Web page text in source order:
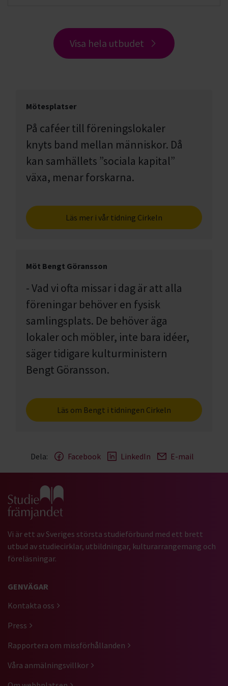
Visa hela utbudet
Mötesplatser
På caféer till föreningslokaler
knyts band mellan människor. Då
kan samhällets ”sociala kapital”
växa, menar forskarna.
Läs mer i vår tidning Cirkeln
Möt Bengt Göransson
- Vad vi ofta missar i dag är att alla
föreningar behöver en fysisk
samlingsplats. De behöver äga
lokaler och möbler, inte bara idéer,
säger tidigare kulturministern
Bengt Göransson.
Läs om Bengt i tidningen Cirkeln
Dela: Facebook LinkedIn E-mail
Gå till studiefrämjandets startsida
Vi är ett av Sveriges största studieförbund med ett brett
utbud av studiecirklar, utbildningar, kulturarrangemang och
föreläsningar.
GENVÄGAR
Kontakta oss
Press
Rapportera om missförhållanden
Våra anmälningsvillkor